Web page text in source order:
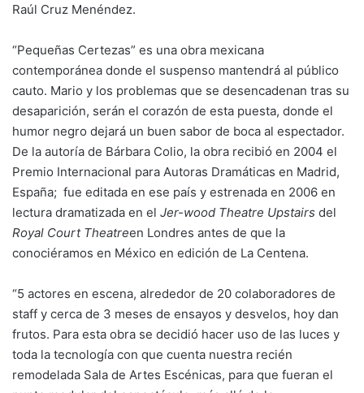
Raúl Cruz Menéndez.
“Pequeñas Certezas” es una obra mexicana
contemporánea donde el suspenso mantendrá al público
cauto. Mario y los problemas que se desencadenan tras su
desaparición, serán el corazón de esta puesta, donde el
humor negro dejará un buen sabor de boca al espectador.
De la autoría de Bárbara Colio, la obra recibió en 2004 el
Premio Internacional para Autoras Dramáticas en Madrid,
España; fue editada en ese país y estrenada en 2006 en
lectura dramatizada en el Jer-wood Theatre Upstairs del
Royal Court Theatreen Londres antes de que la
conociéramos en México en edición de La Centena.
“5 actores en escena, alrededor de 20 colaboradores de
staff y cerca de 3 meses de ensayos y desvelos, hoy dan
frutos. Para esta obra se decidió hacer uso de las luces y
toda la tecnología con que cuenta nuestra recién
remodelada Sala de Artes Escénicas, para que fueran el